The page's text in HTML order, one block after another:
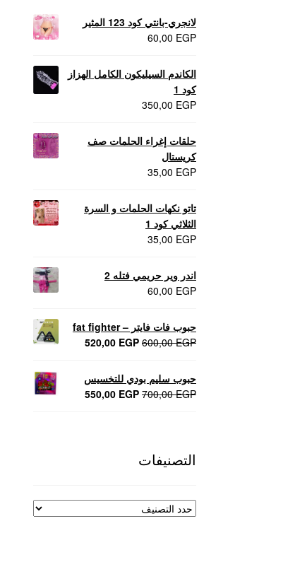
لانجري-بانتي كود 123 المثير
60,00 EGP
الكاندم السيليكون الكامل الهزاز
كود 1
350,00 EGP
حلقات إغراء الحلمات صف
كريستال
35,00 EGP
تاتو نكهات الحلمات و السرة
الثلاثي كود 1
35,00 EGP
اندر وير حريمي فتله 2
60,00 EGP
حبوب فات فايتر – fat fighter
600,00EGP
السعر
600,00 EGP.
520,00 EGP
السعر
520,00 EGP.
حبوب سليم بودي للتخسيس
700,00EGP
السعر550,00 EGP
السعر
التصنيفات